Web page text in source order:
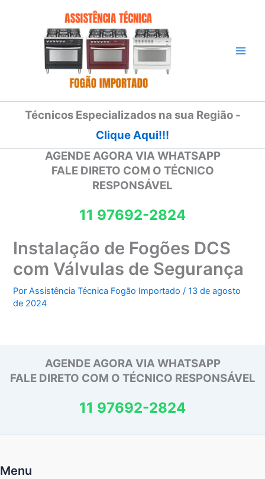
Técnicos Especializados na sua Região -
Clique Aqui!!!
AGENDE AGORA VIA WHATSAPP
FALE DIRETO COM O TÉCNICO
RESPONSÁVEL
11 97692-2824
Instalação de Fogões DCS
com Válvulas de Segurança
PorAssistência Técnica Fogão Importado/13 de agosto
de 2024
AGENDE AGORA VIA WHATSAPP
FALE DIRETO COM O TÉCNICO RESPONSÁVEL
11 97692-2824
Menu